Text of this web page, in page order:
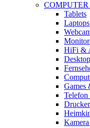
Tablets
Laptops
HiFi &
Games